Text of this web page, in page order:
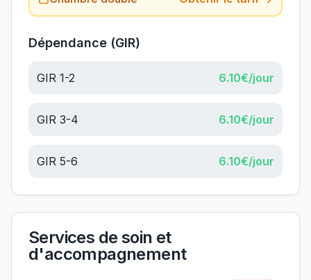
Dépendance (GIR)
GIR 1-2 6.10€/jour
GIR 3-4 6.10€/jour
GIR 5-6 6.10€/jour
Services de soin et
d'accompagnement